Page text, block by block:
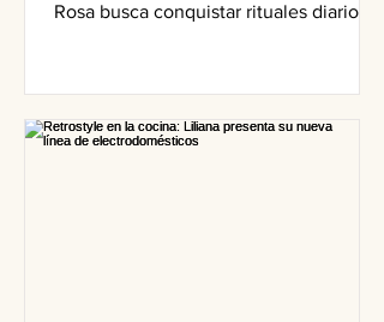
Rosa busca conquistar rituales diarios